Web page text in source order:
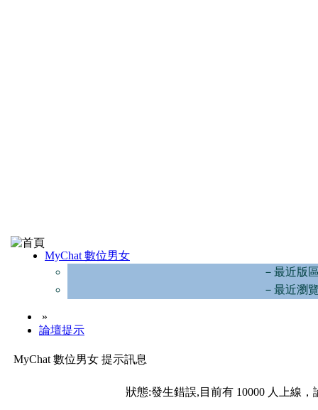
MyChat 數位男女
－最近版
－最近瀏
»
論壇提示
MyChat 數位男女 提示訊息
狀態:發生錯誤,目前有 10000 人上線